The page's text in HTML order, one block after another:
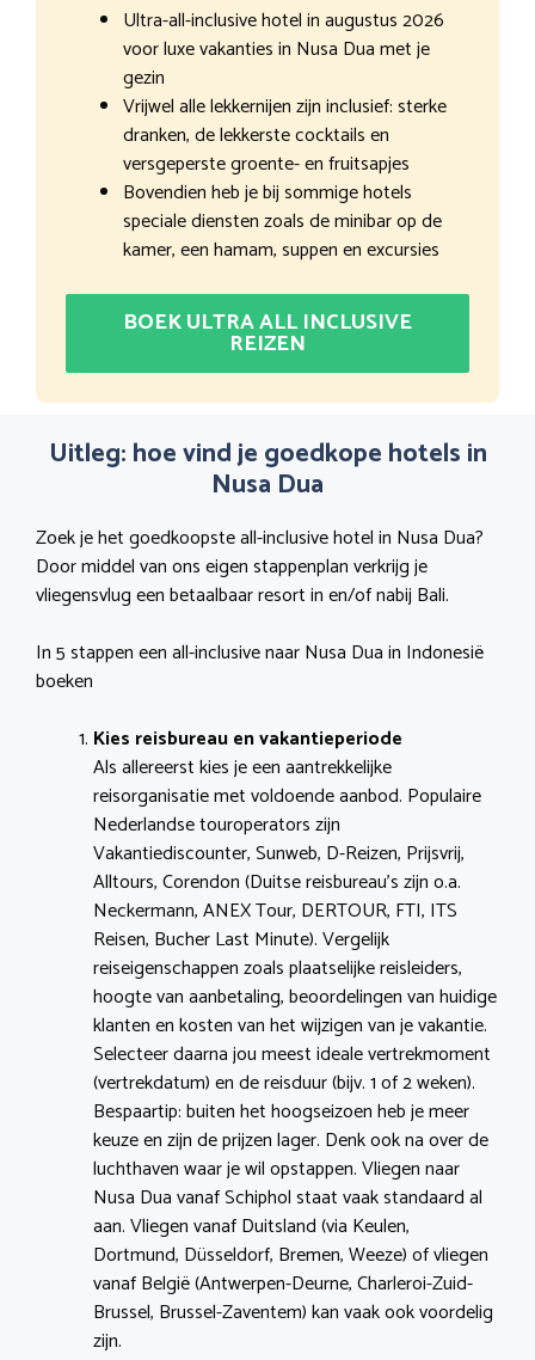
Ultra-all-inclusive hotel in augustus 2026
voor luxe vakanties in Nusa Dua met je
gezin
Vrijwel alle lekkernijen zijn inclusief: sterke
dranken, de lekkerste cocktails en
versgeperste groente- en fruitsapjes
Bovendien heb je bij sommige hotels
speciale diensten zoals de minibar op de
kamer, een hamam, suppen en excursies
BOEK ULTRA ALL INCLUSIVE
REIZEN
Uitleg: hoe vind je goedkope hotels in
Nusa Dua
Zoek je het goedkoopste all-inclusive hotel in Nusa Dua?
Door middel van ons eigen stappenplan verkrijg je
vliegensvlug een betaalbaar resort in en/of nabij Bali.
In 5 stappen een all-inclusive naar Nusa Dua in Indonesië
boeken
Kies reisbureau en vakantieperiode
Als allereerst kies je een aantrekkelijke
reisorganisatie met voldoende aanbod. Populaire
Nederlandse touroperators zijn
Vakantiediscounter, Sunweb, D-Reizen, Prijsvrij,
Alltours, Corendon (Duitse reisbureau’s zijn o.a.
Neckermann, ANEX Tour, DERTOUR, FTI, ITS
Reisen, Bucher Last Minute). Vergelijk
reiseigenschappen zoals plaatselijke reisleiders,
hoogte van aanbetaling, beoordelingen van huidige
klanten en kosten van het wijzigen van je vakantie.
Selecteer daarna jou meest ideale vertrekmoment
(vertrekdatum) en de reisduur (bijv. 1 of 2 weken).
Bespaartip: buiten het hoogseizoen heb je meer
keuze en zijn de prijzen lager. Denk ook na over de
luchthaven waar je wil opstappen. Vliegen naar
Nusa Dua vanaf Schiphol staat vaak standaard al
aan. Vliegen vanaf Duitsland (via Keulen,
Dortmund, Düsseldorf, Bremen, Weeze) of vliegen
vanaf België (Antwerpen-Deurne, Charleroi-Zuid-
Brussel, Brussel-Zaventem) kan vaak ook voordelig
zijn.